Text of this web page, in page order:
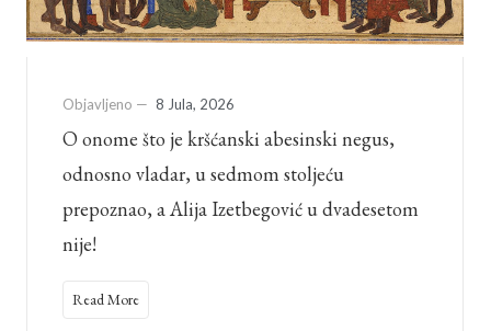
Objavljeno — 8 Jula, 2026
O onome što je kršćanski abesinski negus,
odnosno vladar, u sedmom stoljeću
prepoznao, a Alija Izetbegović u dvadesetom
nije!
Read More